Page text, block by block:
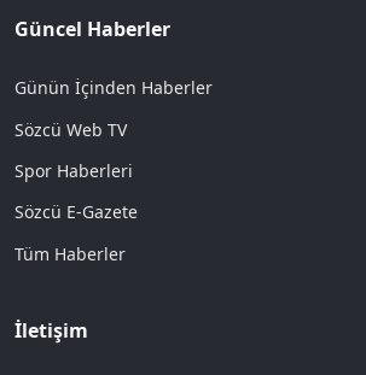
Güncel Haberler
Günün İçinden Haberler
Sözcü Web TV
Spor Haberleri
Sözcü E-Gazete
Tüm Haberler
İletişim